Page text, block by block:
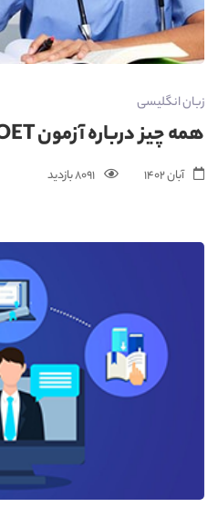
زبان انگلیسی
همه چیز درباره آزمون OET
آبان 1402 8091 بازدید